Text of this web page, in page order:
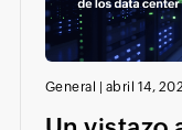
General | abril 14,